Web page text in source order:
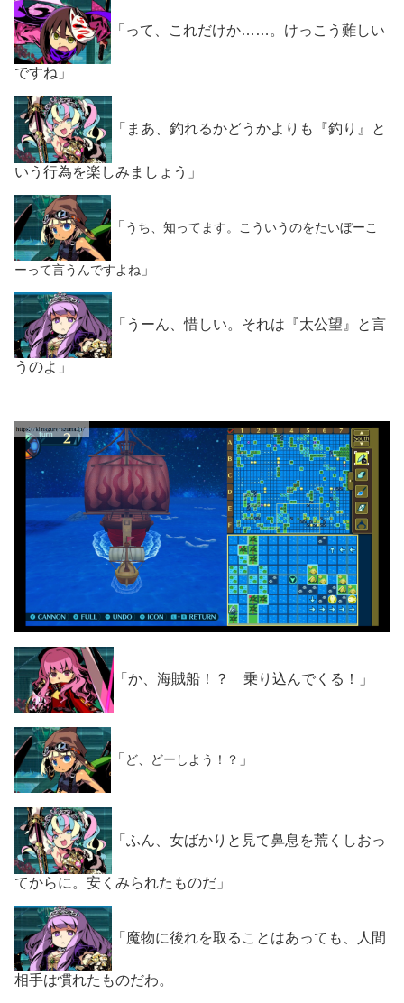
「って、これだけか……。けっこう難しい
ですね」
「まあ、釣れるかどうかよりも『釣り』と
いう行為を楽しみましょう」
「 うち、知ってます。こういうのをたいぼーこ
ーって言うんですよね 」
「うーん、惜しい。それは『太公望』と言
うのよ」
「か、海賊船！？ 乗り込んでくる！」
「 ど、どーしよう！？ 」
「ふん、女ばかりと見て鼻息を荒くしおっ
てからに。安くみられたものだ」
「魔物に後れを取ることはあっても、人間
相手は慣れたものだわ。